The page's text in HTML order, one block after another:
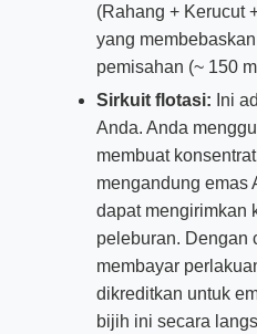
(Rahang + Kerucut
yang
pemisahan (~ 150
Sirkuit flotasi: Ini
Anda. Anda
membuat
mengandung emas
dapat mengirimkan
peleburan. Dengan
membayar
dikreditkan untuk
bijih ini secara